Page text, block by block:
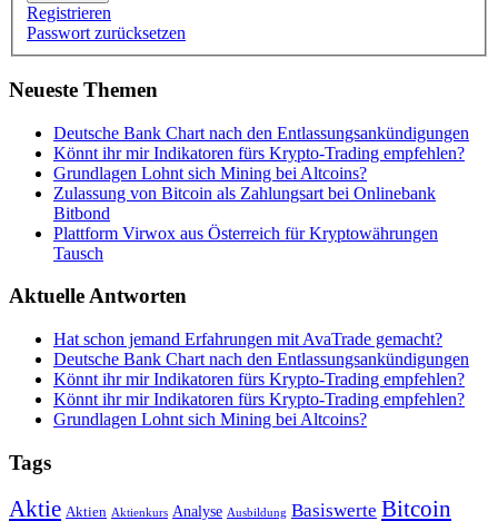
Registrieren
Passwort zurücksetzen
Neueste Themen
Deutsche Bank Chart nach den Entlassungsankündigungen
Könnt ihr mir Indikatoren fürs Krypto-Trading empfehlen?
Grundlagen Lohnt sich Mining bei Altcoins?
Zulassung von Bitcoin als Zahlungsart bei Onlinebank
Bitbond
Plattform Virwox aus Österreich für Kryptowährungen
Tausch
Aktuelle Antworten
Hat schon jemand Erfahrungen mit AvaTrade gemacht?
Deutsche Bank Chart nach den Entlassungsankündigungen
Könnt ihr mir Indikatoren fürs Krypto-Trading empfehlen?
Könnt ihr mir Indikatoren fürs Krypto-Trading empfehlen?
Grundlagen Lohnt sich Mining bei Altcoins?
Tags
Aktie Aktien Aktienkurs Analyse Ausbildung Basiswerte Bitcoin